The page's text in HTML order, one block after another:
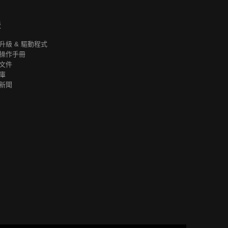
級 & 驅動程式
作手冊
件
聞